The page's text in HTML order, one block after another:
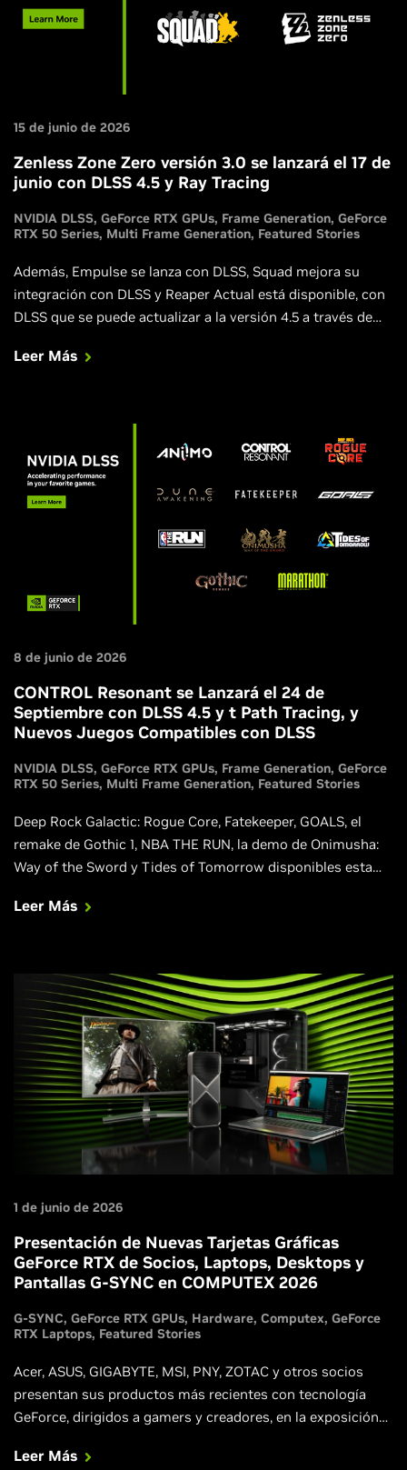
15 de junio de 2026
Zenless Zone Zero versión 3.0 se lanzará el 17 de
junio con DLSS 4.5 y Ray Tracing
NVIDIA DLSS GeForce RTX GPUs Frame Generation GeForce
RTX 50 Series Multi Frame Generation Featured Stories
Además, Empulse se lanza con DLSS, Squad mejora su
integración con DLSS y Reaper Actual está disponible, con
DLSS que se puede actualizar a la versión 4.5 a través de
Leer Más
8 de junio de 2026
CONTROL Resonant se Lanzará el 24 de
Septiembre con DLSS 4.5 y t Path Tracing, y
Nuevos Juegos Compatibles con DLSS
NVIDIA DLSS GeForce RTX GPUs Frame Generation GeForce
RTX 50 Series Multi Frame Generation Featured Stories
Deep Rock Galactic: Rogue Core, Fatekeeper, GOALS, el
remake de Gothic 1, NBA THE RUN, la demo de Onimusha:
Way of the Sword y Tides of Tomorrow disponibles esta
Leer Más
1 de junio de 2026
Presentación de Nuevas Tarjetas Gráficas
GeForce RTX de Socios, Laptops, Desktops y
Pantallas G-SYNC en COMPUTEX 2026
G-SYNC GeForce RTX GPUs Hardware Computex GeForce
RTX Laptops Featured Stories
Acer, ASUS, GIGABYTE, MSI, PNY, ZOTAC y otros socios
presentan sus productos más recientes con tecnología
GeForce, dirigidos a gamers y creadores, en la exposición
Leer Más